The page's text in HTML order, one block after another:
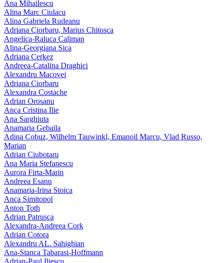
Ana Mihailescu
Alina Marc Ciulacu
Alina Gabriela Rudeanu
Adriana Ciorbaru, Marius Chitosca
Angelica-Raluca Caliman
Alina-Georgiana Sica
Adriana Cerkez
Andreea-Catalina Draghici
Alexandru Macovei
Adriana Ciorbaru
Alexandra Costache
Adrian Orosanu
Anca Cristina Ilie
Ana Sarghiuta
Anamaria Gebaila
Adina Cobuz, Wilhelm Tauwinkl, Emanoil Marcu, Vlad Russo,
Marian
Adrian Ciubotaru
Ana Maria Stefanescu
Aurora Firta-Marin
Andreea Esanu
Anamaria-Irina Stoica
Anca Simitopol
Anton Toth
Adrian Patrusca
Alexandra-Andreea Cork
Adrian Cotora
Alexandru AL. Sahighian
Ana-Stanca Tabarasi-Hoffmann
Adrian-Paul Iliescu